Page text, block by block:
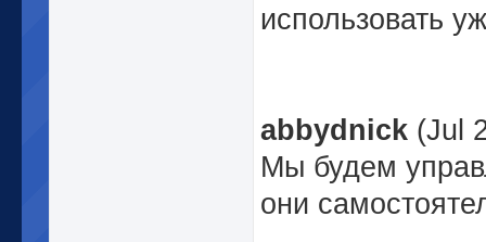
использовать
abbydnick (Jul
Мы будем
они